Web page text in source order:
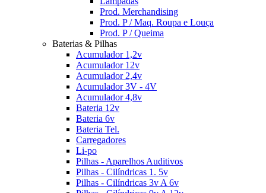
Prod. Merchandising
Prod. P / Maq. Roupa e Louça
Prod. P / Queima
Baterias & Pilhas
Acumulador 1,2v
Acumulador 12v
Acumulador 2,4v
Acumulador 3V - 4V
Acumulador 4,8v
Bateria 12v
Bateria 6v
Bateria Tel.
Carregadores
Li-po
Pilhas - Aparelhos Auditivos
Pilhas - Cilíndricas 1. 5v
Pilhas - Cilíndricas 3v A 6v